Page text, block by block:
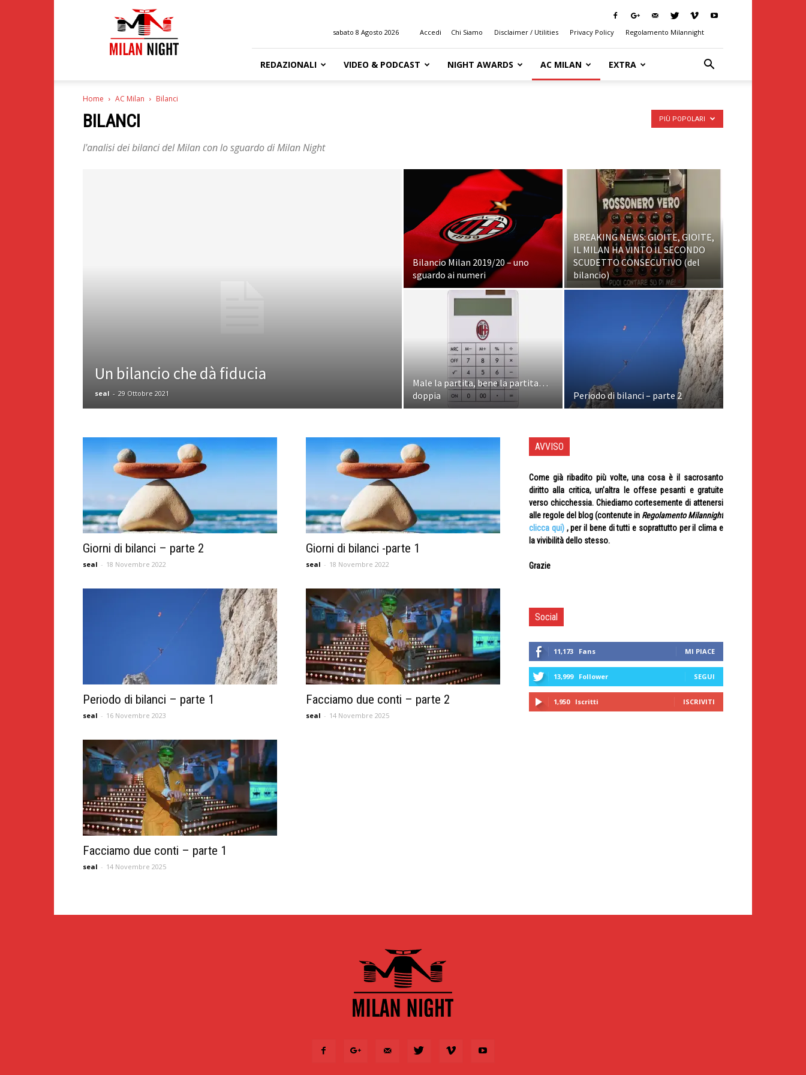
sabato 8 Agosto 2026 Accedi Chi Siamo Disclaimer / Utilities Privacy Policy Regolamento Milannight
REDAZIONALI VIDEO & PODCAST NIGHT AWARDS AC MILAN EXTRA
Home AC Milan Bilanci
BILANCI
l'analisi dei bilanci del Milan con lo sguardo di Milan Night
PIÙ POPOLARI
Un bilancio che dà fiducia
seal - 29 Ottobre 2021
Bilancio Milan 2019/20 – uno
sguardo ai numeri
BREAKING NEWS: GIOITE, GIOITE,
IL MILAN HA VINTO IL SECONDO
SCUDETTO CONSECUTIVO (del
bilancio)
Male la partita, bene la partita…
doppia
Periodo di bilanci – parte 2
Giorni di bilanci – parte 2
seal - 18 Novembre 2022
Giorni di bilanci -parte 1
seal - 18 Novembre 2022
Periodo di bilanci – parte 1
seal - 16 Novembre 2023
Facciamo due conti – parte 2
seal - 14 Novembre 2025
Facciamo due conti – parte 1
seal - 14 Novembre 2025
AVVISO
Come già ribadito più volte, una cosa è il sacrosanto
diritto alla critica, un’altra le offese pesanti e gratuite
verso chicchessia. Chiediamo cortesemente di attenersi
alle regole del blog (contenute in Regolamento Milannight
clicca qui), per il bene di tutti e soprattutto per il clima e
la vivibilità dello stesso.
Grazie
Social
11,173 Fans MI PIACE
13,999 Follower SEGUI
1,950 Iscritti ISCRIVITI